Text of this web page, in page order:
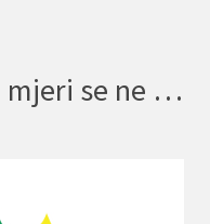
UMHCG: U dovoljnoj mjeri se ne radi na stvaranju mogućnosti za poboljšanje položaja studenata s invaliditetom